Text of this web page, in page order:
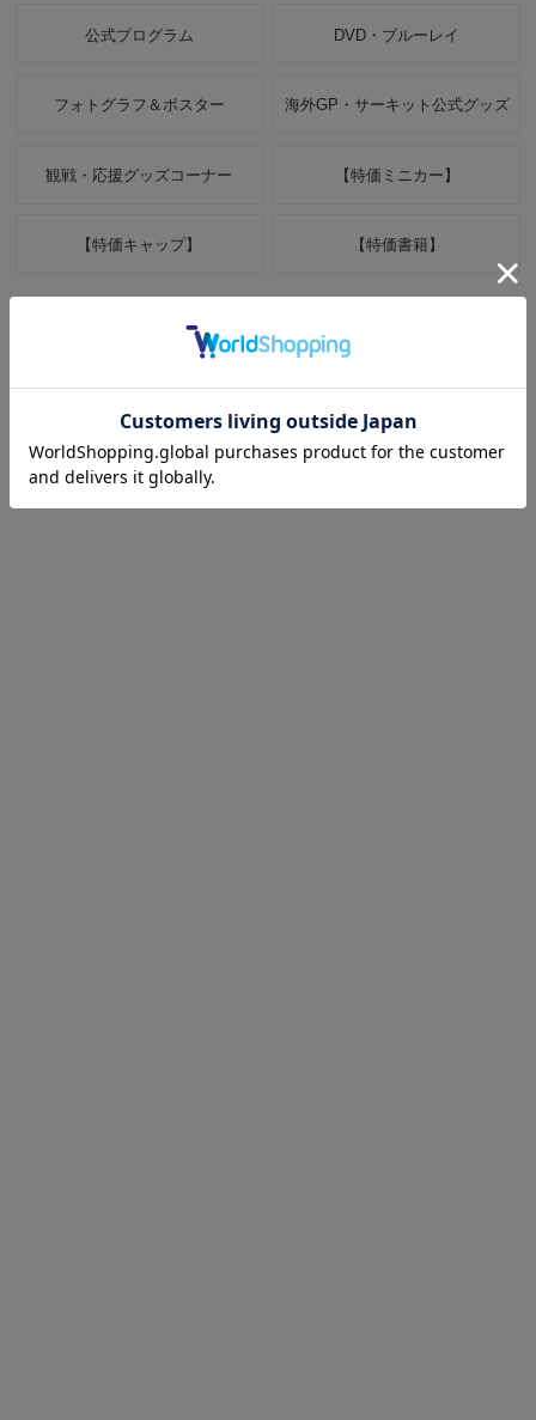
公式プログラム DVD・ブルーレイ
フォトグラフ＆ポスター 海外GP・サーキット公式グッズ
観戦・応援グッズコーナー 【特価ミニカー】
【特価キャップ】 【特価書籍】